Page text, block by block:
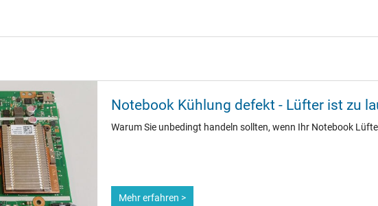
Notebook Kühlung defekt - Lüfter ist zu
Warum Sie unbedingt handeln sollten, wenn Ihr Notebook
Mehr erfahren >